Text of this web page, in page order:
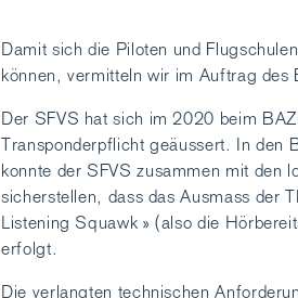
Damit sich die Piloten und
können, vermitteln wir im Auftrag
Der SFVS hat sich im 2020 beim
Transponderpflicht geäussert. In den
konnte der SFVS zusammen mit den
sicherstellen, dass das Ausmass der
Listening Squawk » (also die
erfolgt.
Die verlangten technischen